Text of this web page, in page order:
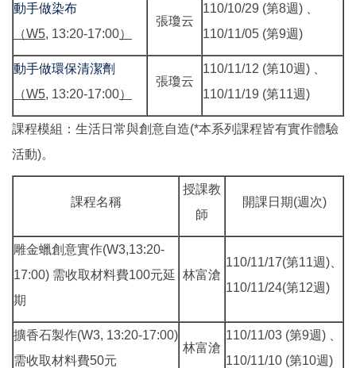
動手做染布
（W5, 13:20-17:00）
張瓊云
110/10/29 (第8週) 、
110/11/05 (第9週)
動手做環保清潔劑
（W5, 13:20-17:00）
張瓊云
110/11/12 (第10週) 、
110/11/19 (第11週)
課程模組：生活日常與創意自造(*本系列課程皆有實作體驗
活動)。
課程名稱
授課教
師
開課日期(週次)
雕金蠟創意實作(W3,13:20-
17:00) 需收取材料費100元延
期
林富滄
110/11/17(第11週)、
110/11/24(第12週)
擴香石製作(W3, 13:20-17:00)
需收取材料費50元
林富滄
110/11/03 (第9週) 、
110/11/10 (第10週)